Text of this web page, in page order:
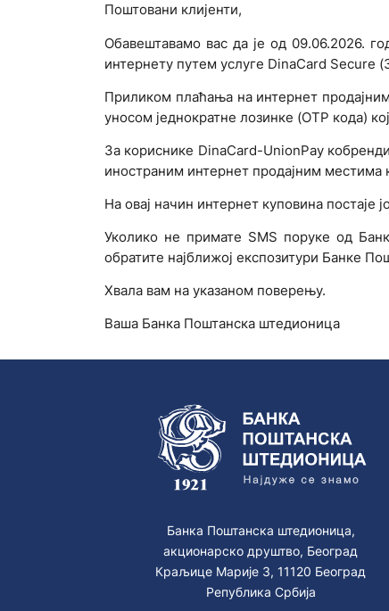
Поштовани клијенти,
Обавештавамо вас да је од 09.06.2026.
интернету путем услуге DinaCard Secure
Приликом плаћања на интернет
уносом једнократне лозинке (OTP кода)
За кориснике DinaCard-UnionPay
иностраним интернет продајним местима
На овај начин интернет куповина
Уколико не примате SMS поруке од
обратите најближој експозитури Банке
Хвала вам на указаном поверењу.
Ваша Банка Поштанска штедионица
Банка Поштанска штедионица,
акционарско друштво, Београд
Краљице Марије 3, 11120 Београд
Република Србија